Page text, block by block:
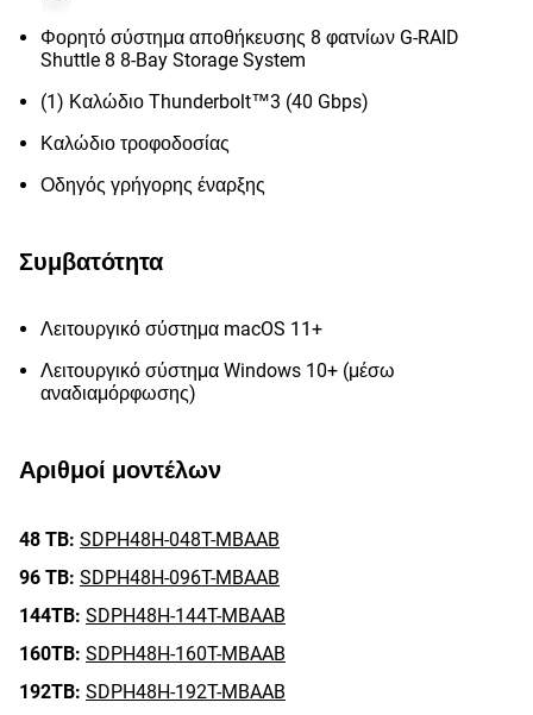
Φορητό σύστημα αποθήκευσης 8 φατνίων G-RAID
Shuttle 8 8-Bay Storage System
(1) Καλώδιο Thunderbolt™3 (40 Gbps)
Καλώδιο τροφοδοσίας
Οδηγός γρήγορης έναρξης
Συμβατότητα
Λειτουργικό σύστημα macOS 11+
Λειτουργικό σύστημα Windows 10+ (μέσω
αναδιαμόρφωσης)
Αριθμοί μοντέλων
48 TB: SDPH48H-048T-MBAAB
96 TB: SDPH48H-096T-MBAAB
144TB: SDPH48H-144T-MBAAB
160TB: SDPH48H-160T-MBAAB
192TB: SDPH48H-192T-MBAAB